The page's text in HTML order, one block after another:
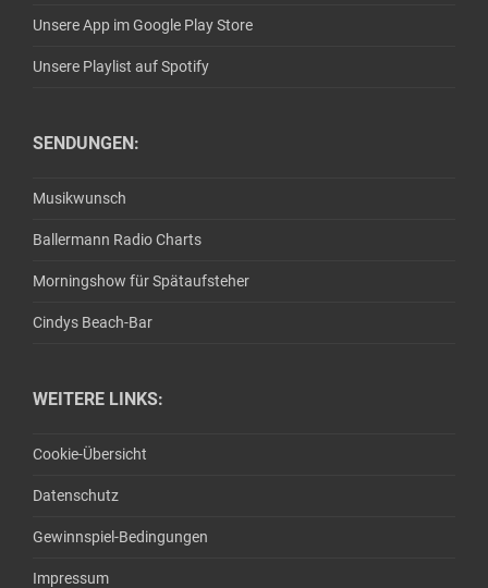
Unsere App im Google Play Store
Unsere Playlist auf Spotify
SENDUNGEN:
Musikwunsch
Ballermann Radio Charts
Morningshow für Spätaufsteher
Cindys Beach-Bar
WEITERE LINKS:
Cookie-Übersicht
Datenschutz
Gewinnspiel-Bedingungen
Impressum